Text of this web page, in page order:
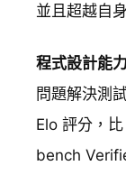
並且超越自
程式設計能力
問題解決測
Elo 評分，
bench